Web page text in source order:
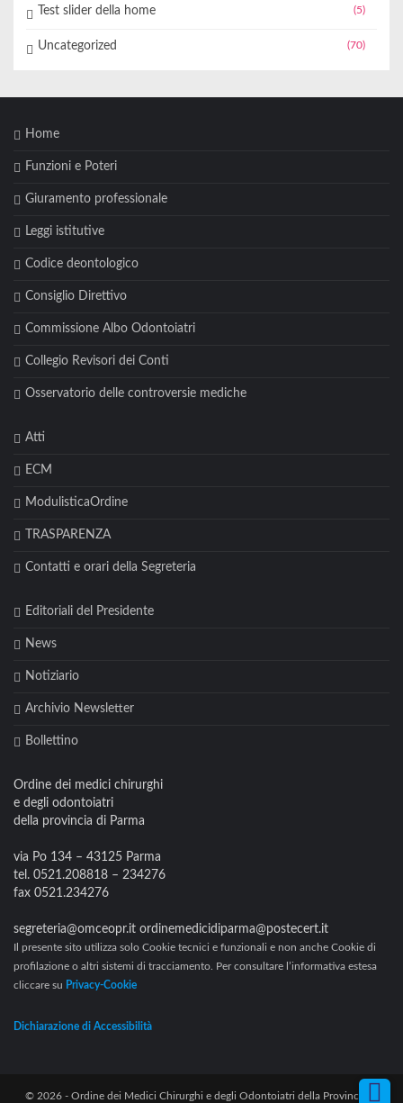
Test slider della home (5)
Uncategorized (70)
Home
Funzioni e Poteri
Giuramento professionale
Leggi istitutive
Codice deontologico
Consiglio Direttivo
Commissione Albo Odontoiatri
Collegio Revisori dei Conti
Osservatorio delle controversie mediche
Atti
ECM
ModulisticaOrdine
TRASPARENZA
Contatti e orari della Segreteria
Editoriali del Presidente
News
Notiziario
Archivio Newsletter
Bollettino
Ordine dei medici chirurghi
e degli odontoiatri
della provincia di Parma
via Po 134 – 43125 Parma
tel. 0521.208818 – 234276
fax 0521.234276
segreteria@omceopr.it ordinemedicidiparma@postecert.it
Il presente sito utilizza solo Cookie tecnici e funzionali e non anche Cookie di
profilazione o altri sistemi di tracciamento. Per consultare l’informativa estesa
cliccare su Privacy-Cookie
Dichiarazione di Accessibilità
© 2026 - Ordine dei Medici Chirurghi e degli Odontoiatri della Provincia di